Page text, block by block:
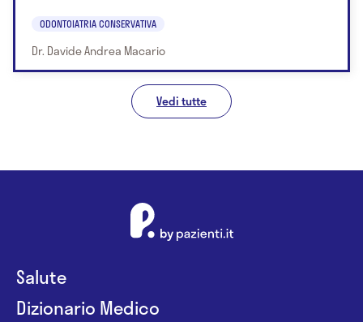
ODONTOIATRIA CONSERVATIVA
Dr. Davide Andrea Macario
Vedi tutte
Salute
Dizionario Medico